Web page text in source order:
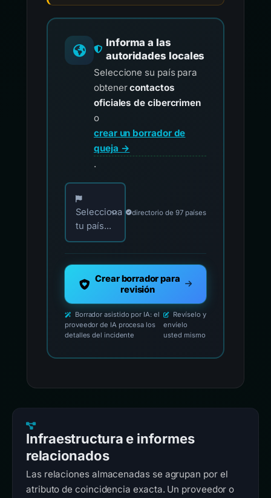
Informa a las
autoridades locales
Seleccione su país para
obtenercontactos
oficiales de cibercrimen
o
crear un borrador de
queja →
.
Elija su país para los contactos oficiales de
Selecciona
tu país...
directorio de 97 países
Crear borrador para
revisión
Borrador asistido por IA: el
proveedor de IA procesa los
detalles del incidente
Revíselo y
envíelo
usted mismo
Infraestructura e informes
relacionados
Las relaciones almacenadas se agrupan por el
atributo de coincidencia exacta. Un proveedor o